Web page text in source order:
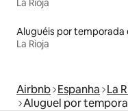
La Rioja
La Rioja
Airbnb Espanha La
Aluguel por